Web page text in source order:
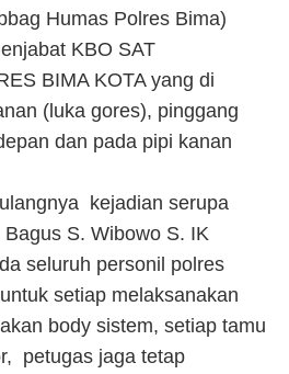
Humas Polres Bima)
KBO SAT
BIMA KOTA yang di
(luka gores), pinggang
dan pada pipi kanan
kejadian serupa
S. Wibowo S. IK
seluruh personil polres
setiap melaksanakan
body sistem, setiap tamu
petugas jaga tetap